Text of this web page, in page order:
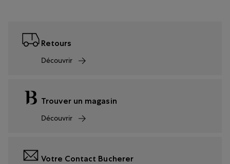
Retours
Découvrir
Trouver un magasin
Découvrir
Votre Contact Bucherer